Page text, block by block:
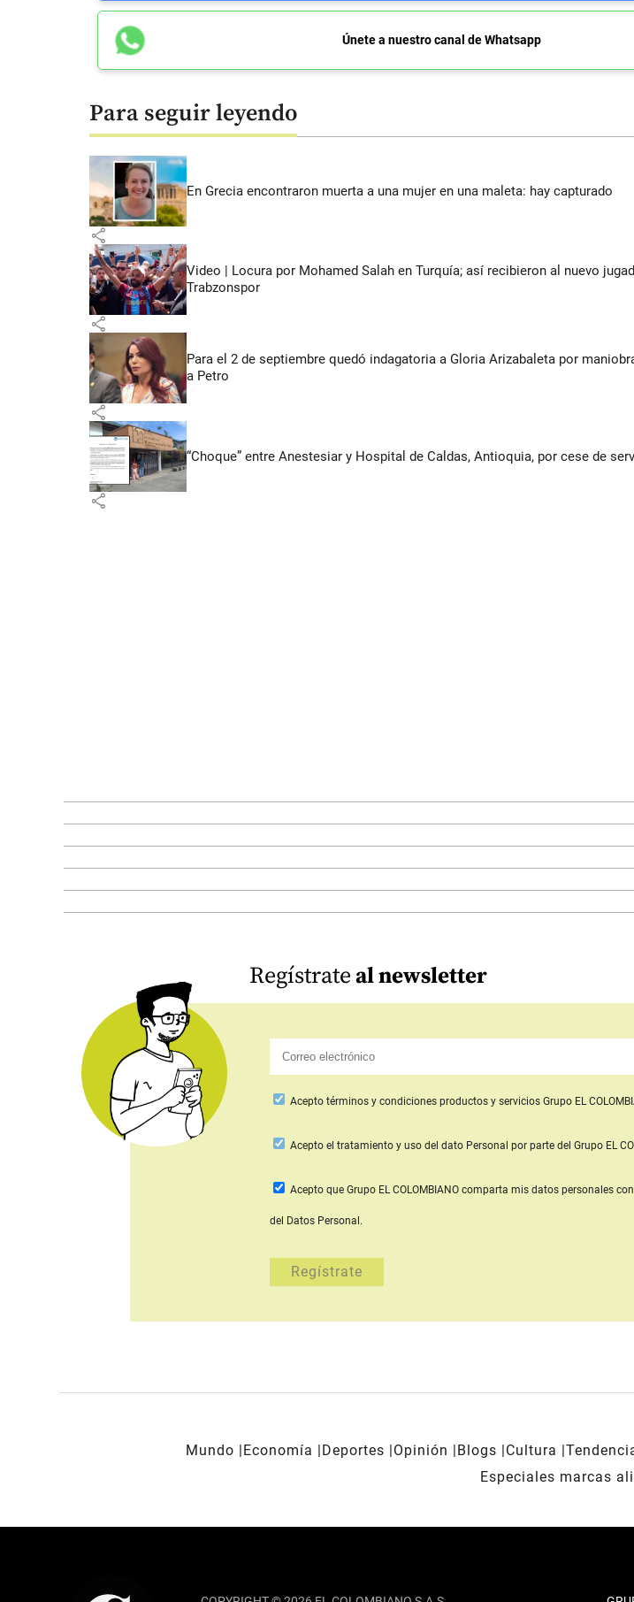
Únete a nuestro canal de Whatsapp
Para seguir leyendo
En Grecia encontraron muerta a una mujer en una maleta: hay capturado
share
Video | Locura por Mohamed Salah en Turquía; así recibieron al nuevo
Trabzonspor
share
Para el 2 de septiembre quedó indagatoria a Gloria Arizabaleta por
a Petro
share
“Choque” entre Anestesiar y Hospital de Caldas, Antioquia, por cese de
share
Regístrateal newsletter
Acepto términos y condiciones productos y servicios Grupo EL
Aceptoel tratamiento y uso del dato Personal por parte del Grupo EL
Acepto que Grupo EL COLOMBIANO comparta mis datos personales
del Datos Personal.
Mundo Economía Deportes Opinión Blogs Cultura
Especiales marcas